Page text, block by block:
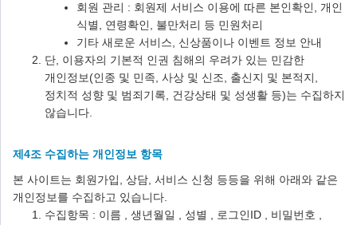
회원 관리 : 회원제 서비스 이용에 따른 본인확인, 개인
식별, 연령확인, 불만처리 등 민원처리
기타 새로운 서비스, 신상품이나 이벤트 정보 안내
단, 이용자의 기본적 인권 침해의 우려가 있는 민감한
개인정보(인종 및 민족, 사상 및 신조, 출신지 및 본적지,
정치적 성향 및 범죄기록, 건강상태 및 성생활 등)는 수집하지
않습니다.
제4조 수집하는 개인정보 항목
본 사이트는 회원가입, 상담, 서비스 신청 등등을 위해 아래와 같은
개인정보를 수집하고 있습니다.
수집항목 : 이름 , 생년월일 , 성별 , 로그인ID , 비밀번호 ,